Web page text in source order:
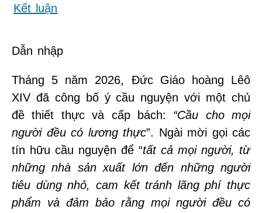
Kết luận
Dẫn nhập
Tháng 5 năm 2026, Đức Giáo hoàng Lêô
XIV đã công bố ý cầu nguyện với một chủ
đề thiết thực và cấp bách: “Cầu cho mọi
người đều có lương thực”. Ngài mời gọi các
tín hữu cầu nguyện để “tất cả mọi người, từ
những nhà sản xuất lớn đến những người
tiêu dùng nhỏ, cam kết tránh lãng phí thực
phẩm và đảm bảo rằng mọi người đều có